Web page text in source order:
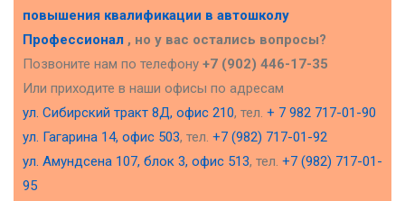
повышения квалификации в автошколу
Профессионал , но у вас остались вопросы?
Позвоните нам по телефону +7 (902) 446-17-35
Или приходите в наши офисы по адресам
ул. Сибирский тракт 8Д, офис 210, тел. + 7 982 717-01-90
ул. Гагарина 14, офис 503, тел. +7 (982) 717-01-92
ул. Амундсена 107, блок 3, офис 513, тел. +7 (982) 717-01-
95